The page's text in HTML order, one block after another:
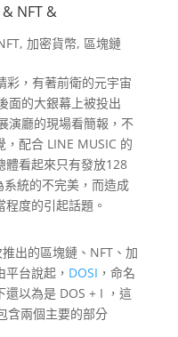
NFT &
, 加密貨幣, 區塊鏈
彩，有著前衛的元宇宙
面的大銀幕上被投出
演廳的現場看簡報，不
配合 LINE MUSIC 的
體看起來只有發放128
統的不完美，而造成
度的引起話題。
出的區塊鏈、NFT、加
台說起， DOSI ，命名
還以為是 DOS + I ，這
含兩個主要的部分